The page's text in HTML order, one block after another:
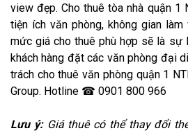
view đẹp. Cho thuê tòa nhà quận 1
tiện ích văn phòng, không gian
mức giá cho thuê phù hợp sẽ là sự
khách hàng đặt các văn phòng đại
trách cho thuê văn phòng quận 1
Group. Hotline ☎ 0901 800 966
Lưu ý:Giá thuê có thể thay đổi